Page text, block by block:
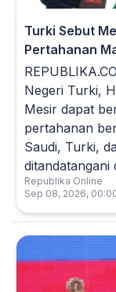
Turki Sebut
Pertahanan
Negeri Turki,
Mesir dapat
pertahanan
Saudi, Turki,
ditandatangani
Republika Online
Sep 08, 2026,